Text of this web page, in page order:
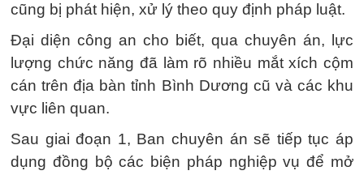
cũng bị phát hiện, xử lý theo quy định pháp luật.
Đại diện công an cho biết, qua chuyên án, lực
lượng chức năng đã làm rõ nhiều mắt xích cộm
cán trên địa bàn tỉnh Bình Dương cũ và các khu
vực liên quan.
Sau giai đoạn 1, Ban chuyên án sẽ tiếp tục áp
dụng đồng bộ các biện pháp nghiệp vụ để mở